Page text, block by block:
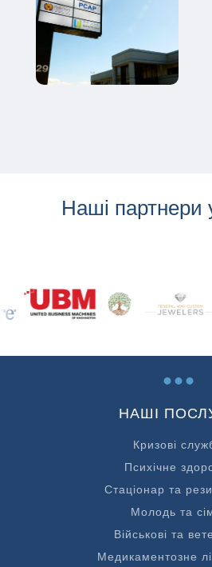
Наші партнери
...
НАШІ
Кризові
Психічне
Стаціонар та
Молодь та
Військові та
Медикаментозне